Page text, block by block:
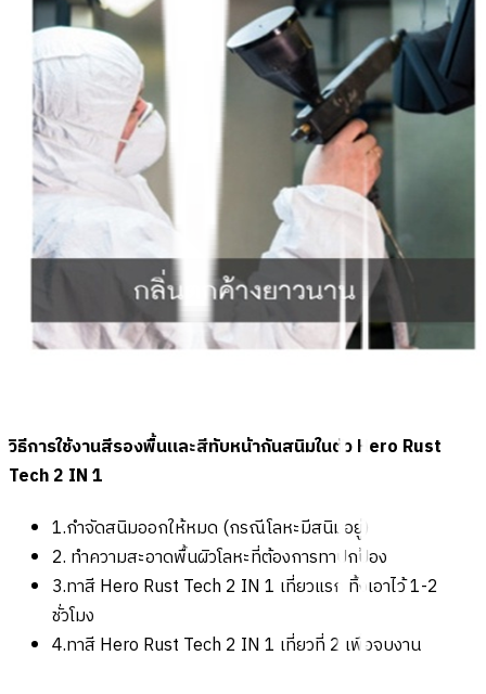
วิธีการใช้งานสีรองพื้นและสีทับหน้ากันสนิมในตัว Hero Rust
Tech 2 IN 1
1.กำจัดสนิมออกให้หมด (กรณีโลหะมีสนิมอยู่)
2. ทำความสะอาดพื้นผิวโลหะที่ต้องการทาปกป้อง
3.ทาสี Hero Rust Tech 2 IN 1 เที่ยวแรก ทิ้งเอาไว้ 1-2
ชั่วโมง
4.ทาสี Hero Rust Tech 2 IN 1 เที่ยวที่ 2 เพื่อจบงาน